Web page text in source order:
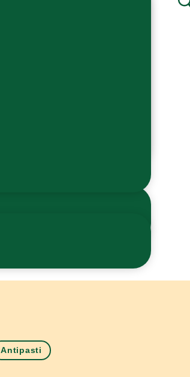
Antipasti